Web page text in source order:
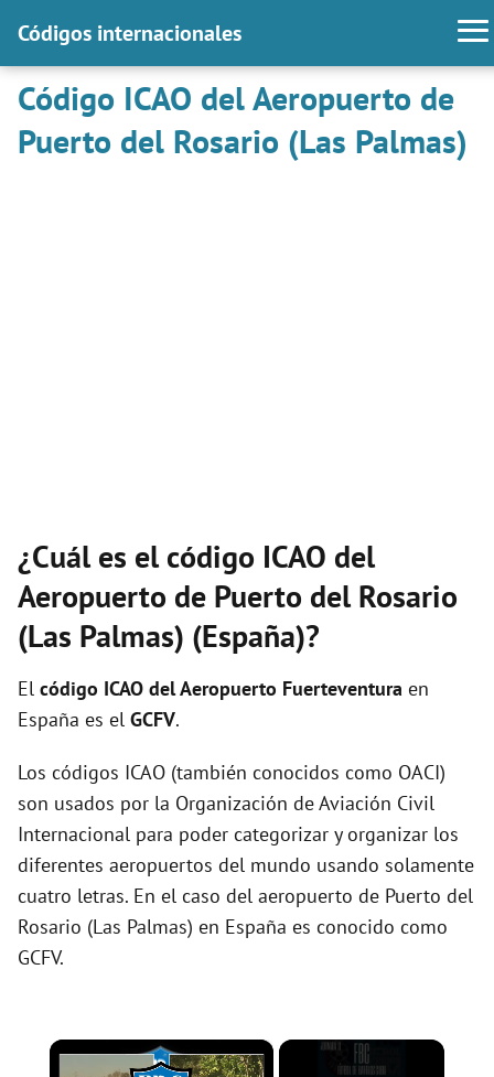
Códigos internacionales
Código ICAO del Aeropuerto de
Puerto del Rosario (Las Palmas)
¿Cuál es el código ICAO del
Aeropuerto de Puerto del Rosario
(Las Palmas) (España)?
El código ICAO delAeropuerto Fuerteventura en
España es el GCFV.
Los códigos ICAO (también conocidos como OACI)
son usados por la Organización de Aviación Civil
Internacional para poder categorizar y organizar los
diferentes aeropuertos del mundo usando solamente
cuatro letras. En el caso del aeropuerto de Puerto del
Rosario (Las Palmas) en España es conocido como
GCFV.
×